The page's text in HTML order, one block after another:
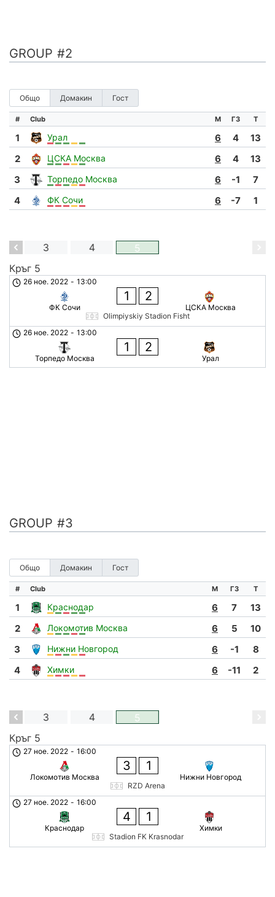
GROUP #2
Общо Домакин Гост
# Club М ГЗ Т
1 Урал 6 4
13
2
ЦСКА Москва 6 4
13
3
Торпедо Москва 6 -1
7
4
ФК Сочи 6 -7 1
3 4
5
Кръг 5
26 ное. 2022 - 13:00
ФК Сочи
1 2
ЦСКА Москва
Olimpiyskiy Stadion Fisht
26 ное. 2022 - 13:00
Торпедо Москва
1 2
Урал
GROUP #3
Общо Домакин Гост
# Club М ГЗ Т
1 Краснодар 6 7
13
2
Локомотив Москва 6 5
10
3
Нижни Новгород 6 -1
8
4
Химки 6 -11 2
3 4
5
Кръг 5
27 ное. 2022 - 16:00
Локомотив Москва
3 1
Нижни Новгород
RZD Arena
27 ное. 2022 - 16:00
Краснодар
4 1
Химки
Stadion FK Krasnodar